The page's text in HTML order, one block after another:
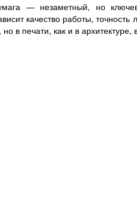
— незаметный, но
качество работы,
в печати, как и в